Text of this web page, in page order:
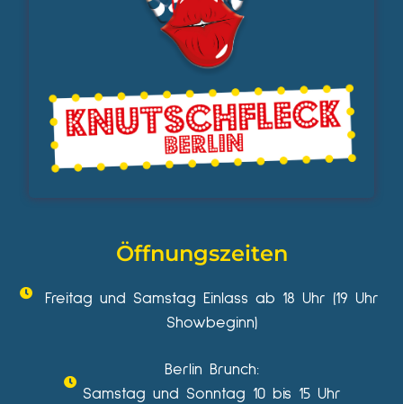
Öffnungszeiten
Freitag und Samstag Einlass ab 18 Uhr (19 Uhr
Showbeginn)
Berlin Brunch:
Samstag und Sonntag 10 bis 15 Uhr